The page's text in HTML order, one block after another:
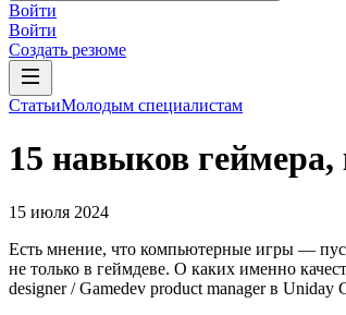
Войти
Войти
Создать резюме
СтатьиМолодым специалистам
15 навыков
15 июля 2024
Есть мнение, что компьютерные игры —
не только в геймдеве. О каких именно
designer / Gamedev product manager в Uniday